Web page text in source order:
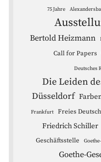
75 Jahre
Bertold Heizmann
Call for Papers
Deutsches
Die Leiden
Düsseldorf
Frankfurt Freies
Friedrich Schiller
Geschäftsstelle
Goethe-